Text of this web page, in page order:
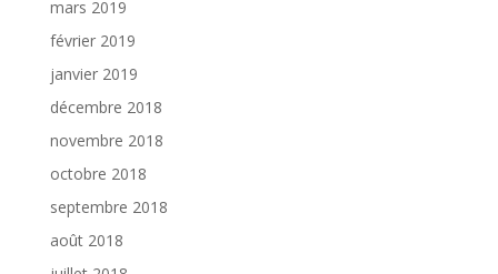
mars 2019
février 2019
janvier 2019
décembre 2018
novembre 2018
octobre 2018
septembre 2018
août 2018